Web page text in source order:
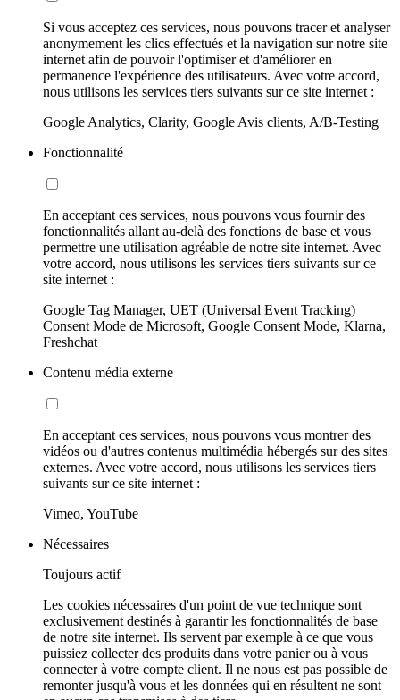
Si vous acceptez ces services, nous pouvons tracer et analyser
anonymement les clics effectués et la navigation sur notre site
internet afin de pouvoir l'optimiser et d'améliorer en
permanence l'expérience des utilisateurs. Avec votre accord,
nous utilisons les services tiers suivants sur ce site internet :
Google Analytics, Clarity, Google Avis clients, A/B-Testing
Fonctionnalité
En acceptant ces services, nous pouvons vous fournir des
fonctionnalités allant au-delà des fonctions de base et vous
permettre une utilisation agréable de notre site internet. Avec
votre accord, nous utilisons les services tiers suivants sur ce
site internet :
Google Tag Manager, UET (Universal Event Tracking)
Consent Mode de Microsoft, Google Consent Mode, Klarna,
Freshchat
Contenu média externe
En acceptant ces services, nous pouvons vous montrer des
vidéos ou d'autres contenus multimédia hébergés sur des sites
externes. Avec votre accord, nous utilisons les services tiers
suivants sur ce site internet :
Vimeo, YouTube
Nécessaires
Toujours actif
Les cookies nécessaires d'un point de vue technique sont
exclusivement destinés à garantir les fonctionnalités de base
de notre site internet. Ils servent par exemple à ce que vous
puissiez collecter des produits dans votre panier ou à vous
connecter à votre compte client. Il ne nous est pas possible de
remonter jusqu'à vous et les données qui en résultent ne sont